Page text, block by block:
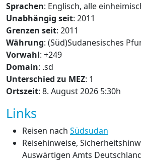
Sprachen: Englisch, alle
Unabhängig seit: 2011
Grenzen seit: 2011
Währung: (Süd)Sudanesisches
Vorwahl: +249
Domain: .sd
Unterschied zu MEZ: 1
Ortszeit: 8. August 2026 5:30h
Links
Reisen nach Südsudan
Reisehinweise,
Auswärtigen Amts